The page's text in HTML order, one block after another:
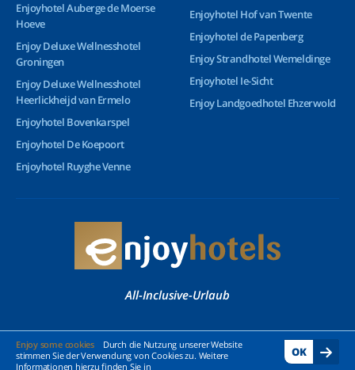
Enjoy some cookies
Durch die Nutzung unserer Website
stimmen Sie der Verwendung von Cookies zu. Weitere
Informationen hierzu finden Sie in
OK
Enjoyhotel Auberge de Moerse
Hoeve
Enjoy Deluxe Wellnesshotel
Groningen
Enjoy Deluxe Wellnesshotel
Heerlickheijd van Ermelo
Enjoyhotel Bovenkarspel
Enjoyhotel De Koepoort
Enjoyhotel Ruyghe Venne
Enjoyhotel Hof van Twente
Enjoyhotel de Papenberg
Enjoy Strandhotel Wemeldinge
Enjoyhotel Ie-Sicht
Enjoy Landgoedhotel Ehzerwold
All-Inclusive-Urlaub
© 2026 Enjoyhotels - Alle Rechte vorbehalten